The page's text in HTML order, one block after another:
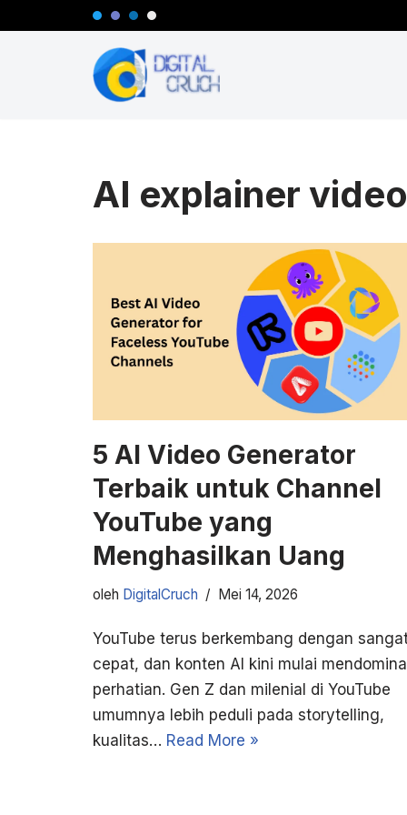
AI explainer video
5 AI Video Generator
Terbaik untuk Channel
YouTube yang
Menghasilkan Uang
oleh DigitalCruch Mei 14, 2026
YouTube terus berkembang dengan
cepat, dan konten AI kini mulai
perhatian. Gen Z dan milenial di YouTube
umumnya lebih peduli pada storytelling,
kualitas… Read More »